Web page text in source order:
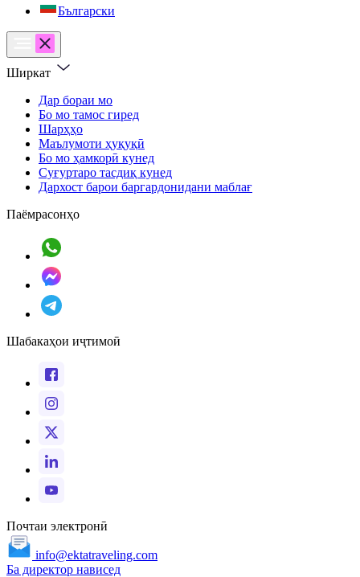
Български
Ширкат
Дар бораи мо
Бо мо тамос гиред
Шарҳҳо
Маълумоти ҳуқуқӣ
Бо мо ҳамкорӣ кунед
Суғуртаро тасдиқ кунед
Дархост барои баргардонидани маблағ
Паёмрасонҳо
Шабакаҳои иҷтимоӣ
Почтаи электронӣ
info@ektatraveling.com
Ба директор нависед